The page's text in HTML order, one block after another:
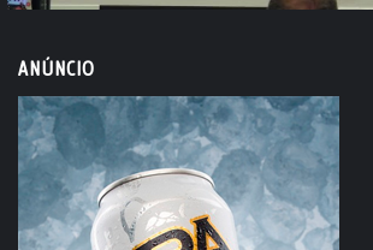
ANÚNCIO